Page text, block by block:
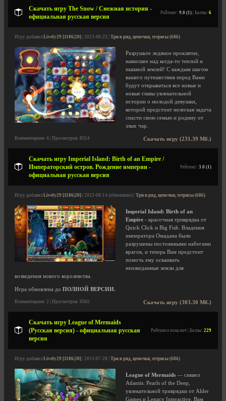
Скачать игру The Snow / Снежная история -
официальная русская версия
Рейтинг: 9.0 (1) | Баллы: 6
Игру добавил Lively29 [1186|20] | 2013-08-23 | Три в ряд, цепочки, тетрисы (686)
Разрушьте ледяное проклятие,
нависшее над когда-то теплой и
пышной землей! С каждым шагом
вашего путешествия перед Вами
будут открываться все новые и
новые главы увлекательной
истории о молодой девушки,
которой предстоит нелегкая задача
спасти свою семью и родину от
злых чар.
Скачать игру (231.39 Мб.)
Комментариев: 4 | Просмотров: 8354
Скачать игру Imperial Island: Birth of an Empire /
Императорский остров. Рождение империи -
официальная русская версия
Рейтинг: 3.0 (1)
Игру добавил Lively29 [1186|20] | 2013-08-14 (обновлено) | Три в ряд, цепочки, тетрисы (686)
Imperial Island: Birth of an
Empire - красочная триврядка от
Quick Click и Big Fish. Владения
императора Омадана были
разрушены постоянными набегами
врагов, и теперь Вам предстоит
помочь ему осваивать
неизведанные земли для
возведения нового королевства.
Игра обновлена до ПОЛНОЙ ВЕРСИИ.
Скачать игру (303.30 Мб.)
Комментариев: 2 | Просмотров: 9565
Скачать игру League of Mermaids
(Русская версия) - официальная русская
версия
Рейтинга пока нет | Баллы: 229
Игру добавил Lively29 [1186|20] | 2013-07-28 | Три в ряд, цепочки, тетрисы (686)
League of Mermaids — сиквел
Atlantis: Pearls of the Deep,
увлекательной триврядки от Alder
Games и Legacy Interactive. Вам